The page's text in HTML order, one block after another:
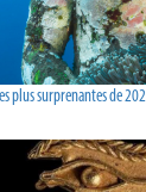
plus surprenantes de